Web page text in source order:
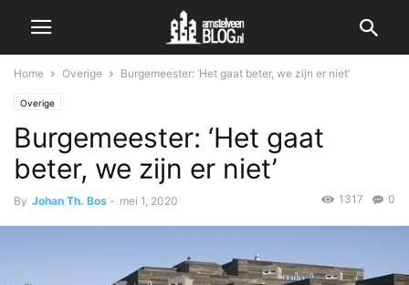
Home Overige Burgemeester: ‘Het gaat beter, we zijn er niet’
Overige
Burgemeester: ‘Het gaat
beter, we zijn er niet’
By Johan Th. Bos - mei 1, 2020 0
1317